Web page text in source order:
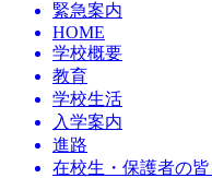
緊急案内
HOME
学校概要
教育
学校生活
入学案内
進路
在校生・保護者の